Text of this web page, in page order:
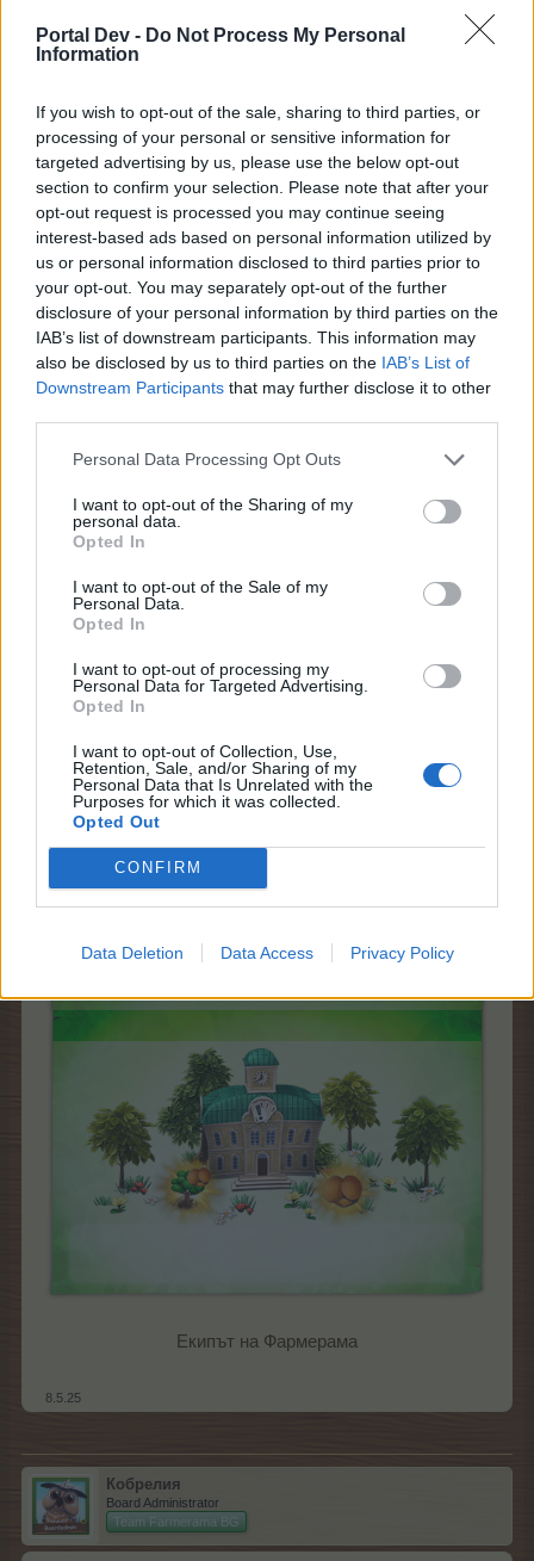
Portal Dev - Do Not Process My Personal
Information
If you wish to opt-out of the sale, sharing to third parties, or
processing of your personal or sensitive information for
targeted advertising by us, please use the below opt-out
section to confirm your selection. Please note that after your
opt-out request is processed you may continue seeing
interest-based ads based on personal information utilized by
us or personal information disclosed to third parties prior to
your opt-out. You may separately opt-out of the further
disclosure of your personal information by third parties on the
IAB’s list of downstream participants. This information may
also be disclosed by us to third parties on the IAB’s List of
Downstream Participants that may further disclose it to other
Personal Data Processing Opt Outs
I want to opt-out of the Sharing of my
personal data.
Opted In
I want to opt-out of the Sale of my
Personal Data.
Opted In
I want to opt-out of processing my
Personal Data for Targeted Advertising.
Opted In
I want to opt-out of Collection, Use,
Retention, Sale, and/or Sharing of my
Personal Data that Is Unrelated with the
Purposes for which it was collected.
Opted Out
CONFIRM
Data Deletion Data Access Privacy Policy
Дърво „Смокиня удушвач“​
Дърво Аки XL​
Дърво Аки XXL​
по-рядко от често срещаните.
бъдат въведени и два нови постоянни куеста
Повече информация за тях можете да намерите тук:
Екипът на Фармерама
8.5.25
Кобрелия
Board Administrator
Team Farmerama BG